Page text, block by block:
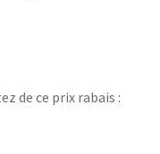
de ce prix rabais :